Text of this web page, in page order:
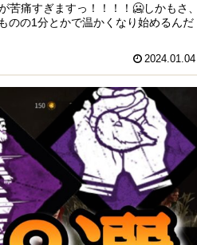
痛すぎますっ！！！！🥶しかもさ、
のの1分とかで温かくなり始めるんだ
2024.01.04